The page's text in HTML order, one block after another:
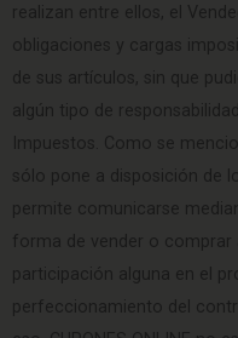
realizan entre ellos, el
obligaciones y cargas
de sus artículos, sin que
algún tipo de
Impuestos. Como se
sólo pone a disposición de
permite comunicarse
forma de vender o comprar
participación alguna en el
perfeccionamiento del